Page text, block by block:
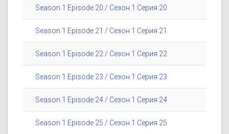
Season 1 Episode 20 / Сезон 1 Серия 20
Season 1 Episode 21 / Сезон 1 Серия 21
Season 1 Episode 22 / Сезон 1 Серия 22
Season 1 Episode 23 / Сезон 1 Серия 23
Season 1 Episode 24 / Сезон 1 Серия 24
Season 1 Episode 25 / Сезон 1 Серия 25